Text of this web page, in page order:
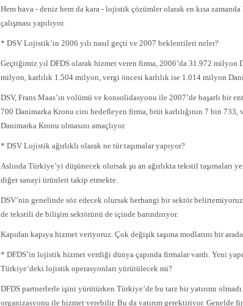
Hem hava - deniz hem da kara - lojistik çözümler olarak en kısa
çalışması yapılıyor.
* DSV Lojistik’in 2006 yılı nasıl geçti ve 2007 beklentileri neler?
Geçtiğimiz yıl DFDS olarak hizmet veren firma, 2006’da 31.972 milyon
milyon, karlılık 1.504 milyon, vergi öncesi karlılık ise 1.014 milyon
DSV, Frans Maas’ın volümü ve konsolidasyonu ile 2007’de başarlı bir
700 Danimarka Kronu ciro hedefleyen firma, brüt karlılığının 7 bin
Danimarka Kronu olmasını amaçlıyor.
* DSV Lojistik ağırlıklı olarak ne tür taşımalar yapıyor?
Aslında Türkiye’yi düşünecek olursak şu an ağırlıkta tekstil taşımaları
diğer sanayi ürünleri takip etmekte.
DSV’nin genelinde söz edecek olursak herhangi bir sektör
de tekstili de bilişim sektörünü de içinde barındırıyor.
Kapıdan kapıya hizmet veriyoruz. Çok değişik taşıma modlarını bir
* DFDS’in lojistik hizmet verdiği dünya çapında firmalar vardı. Yeni
Türkiye’deki lojistik operasyonları yürütülecek mi?
DFDS partnerlerle işini yürütürken Türkiye’de bu tarz bir yatırımı
organizasyonu ile hizmet verebilir. Bu da yatırım gerektiriyor. Genelde